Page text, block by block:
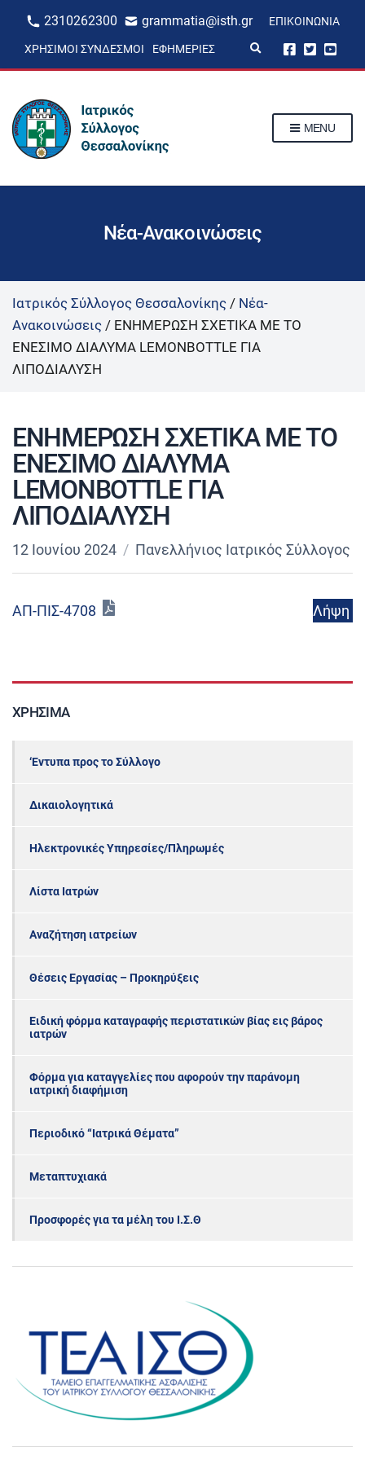
2310262300 grammatia@isth.gr ΕΠΙΚΟΙΝΩΝΊΑ
ΧΡΉΣΙΜΟΙ ΣΎΝΔΕΣΜΟΙ ΕΦΗΜΕΡΊΕΣ
p
m
MENU
Νέα-Ανακοινώσεις
Ιατρικός Σύλλογος Θεσσαλονίκης / Νέα-
Ανακοινώσεις / ΕΝΗΜΕΡΩΣΗ ΣΧΕΤΙΚΑ ΜΕ ΤΟ
ΕΝΕΣΙΜΟ ΔΙΑΛΥΜΑ LEMONBOTTLE ΓΙΑ
ΛΙΠΟΔΙΑΛΥΣΗ
ΕΝΗΜΕΡΩΣΗ ΣΧΕΤΙΚΑ ΜΕ ΤΟ
ΕΝΕΣΙΜΟ ΔΙΑΛΥΜΑ
LEMONBOTTLE ΓΙΑ
ΛΙΠΟΔΙΑΛΥΣΗ
12 Ιουνίου 2024 Πανελλήνιος Ιατρικός Σύλλογος
ΑΠ-ΠΙΣ-4708 Λήψη
ΧΡΉΣΙΜΑ
‘Εντυπα προς το Σύλλογο
Δικαιολογητικά
Ηλεκτρονικές Υπηρεσίες/Πληρωμές
Λίστα Ιατρών
Αναζήτηση ιατρείων
Θέσεις Εργασίας – Προκηρύξεις
Ειδική φόρμα καταγραφής περιστατικών βίας εις βάρος
ιατρών
Φόρμα για καταγγελίες που αφορούν την παράνομη
ιατρική διαφήμιση
Περιοδικό “Ιατρικά Θέματα”
Μεταπτυχιακά
Προσφορές για τα μέλη του Ι.Σ.Θ